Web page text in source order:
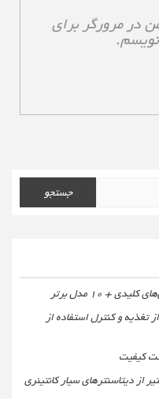
در مرورگر برای
10 مدل برتر
و کنترل استفاده از
دیتاسنترهای سیار کانتینری